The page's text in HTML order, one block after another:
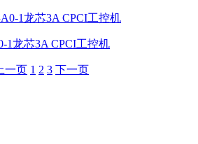
1龙芯3A CPCI工控机
上一页 1 2 3 下一页